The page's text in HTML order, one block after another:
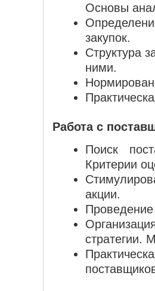
Основы
закупок.
Структура
ними.
Работа с
Поиск
Критерии
акции.
стратегии.